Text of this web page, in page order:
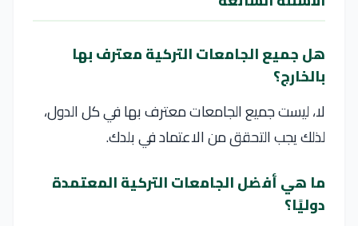
هل جميع الجامعات التركية معترف بها
بالخارج؟
لا، ليست جميع الجامعات معترف بها في كل الدول،
لذلك يجب التحقق من الاعتماد في بلدك.
ما هي أفضل الجامعات التركية المعتمدة
دوليًا؟